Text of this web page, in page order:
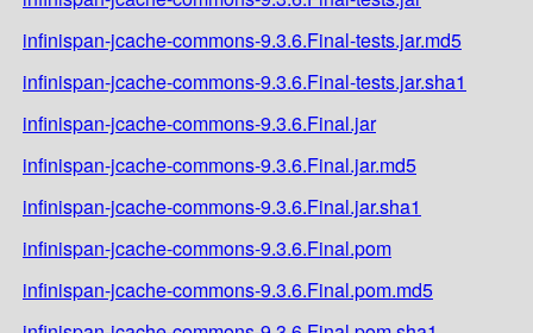
infinispan-jcache-commons-9.3.6.Final-tests.jar.md5
infinispan-jcache-commons-9.3.6.Final-tests.jar.sha1
infinispan-jcache-commons-9.3.6.Final.jar
infinispan-jcache-commons-9.3.6.Final.jar.md5
infinispan-jcache-commons-9.3.6.Final.jar.sha1
infinispan-jcache-commons-9.3.6.Final.pom
infinispan-jcache-commons-9.3.6.Final.pom.md5